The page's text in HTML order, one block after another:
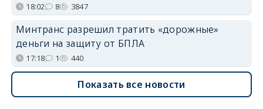
18:02 8 3847
Минтранс разрешил тратить «дорожные»
деньги на защиту от БПЛА
17:18 1 440
Показать все новости